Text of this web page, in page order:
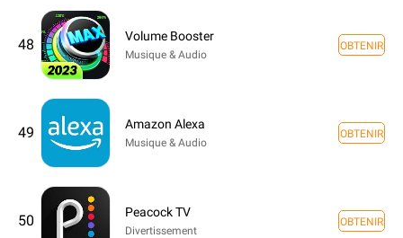
48
Volume Booster
Musique & Audio
OBTENIR
49
Amazon Alexa
Musique & Audio
OBTENIR
50
Peacock TV
Divertissement
OBTENIR